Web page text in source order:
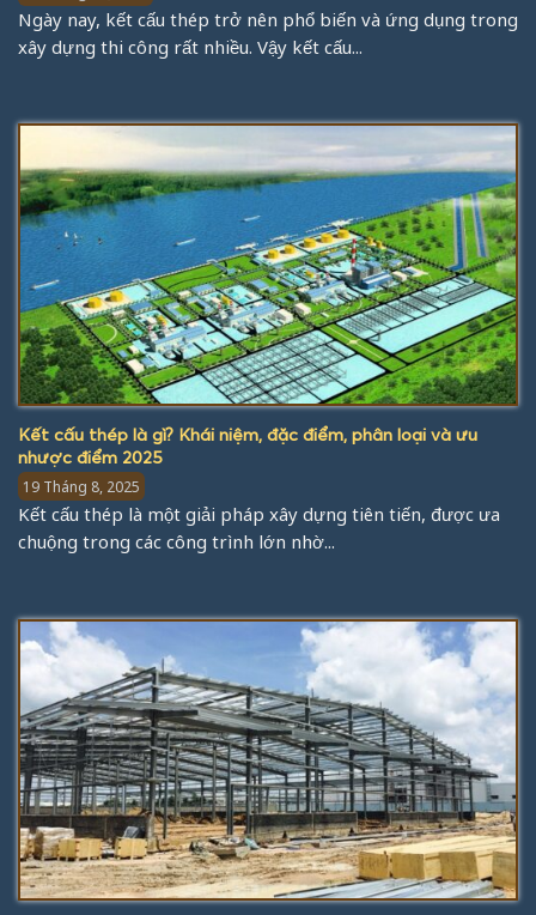
Ngày nay, kết cấu thép trở nên phổ biến và ứng dụng trong
xây dựng thi công rất nhiều. Vậy kết cấu...
Kết cấu thép là gì? Khái niệm, đặc điểm, phân loại và ưu
nhược điểm 2025
19 Tháng 8, 2025
Kết cấu thép là một giải pháp xây dựng tiên tiến, được ưa
chuộng trong các công trình lớn nhờ...